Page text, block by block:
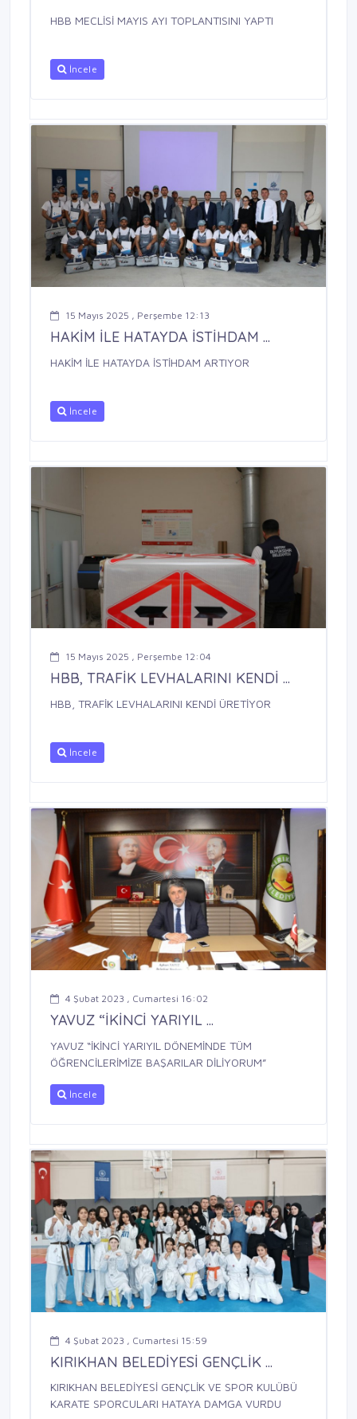
HBB MECLİSİ MAYIS AYI TOPLANTISINI YAPTI
İncele
15 Mayıs 2025 , Perşembe 12:13
HAKİM İLE HATAYDA İSTİHDAM ...
HAKİM İLE HATAYDA İSTİHDAM ARTIYOR
İncele
15 Mayıs 2025 , Perşembe 12:04
HBB, TRAFİK LEVHALARINI KENDİ ...
HBB, TRAFİK LEVHALARINI KENDİ ÜRETİYOR
İncele
4 Şubat 2023 , Cumartesi 16:02
YAVUZ “İKİNCİ YARIYIL ...
YAVUZ “İKİNCİ YARIYIL DÖNEMİNDE TÜM
ÖĞRENCİLERİMİZE BAŞARILAR DİLİYORUM”
İncele
4 Şubat 2023 , Cumartesi 15:59
KIRIKHAN BELEDİYESİ GENÇLİK ...
KIRIKHAN BELEDİYESİ GENÇLİK VE SPOR KULÜBÜ
KARATE SPORCULARI HATAYA DAMGA VURDU